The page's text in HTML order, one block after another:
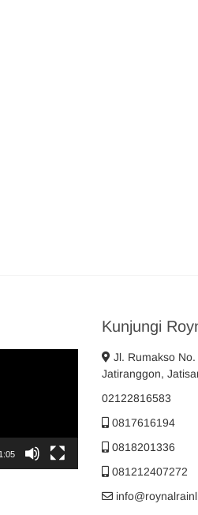
Kunjungi
Jl. Rumakso
Jatiranggon,
02122816583
0817616194
0818201336
081212407272